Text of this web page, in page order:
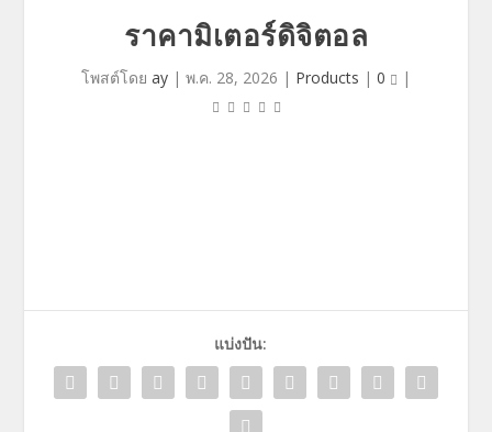
ราคามิเตอร์ดิจิตอล
โพสต์โดย ay | พ.ค. 28, 2026 | Products | 0 |
แบ่งปัน: